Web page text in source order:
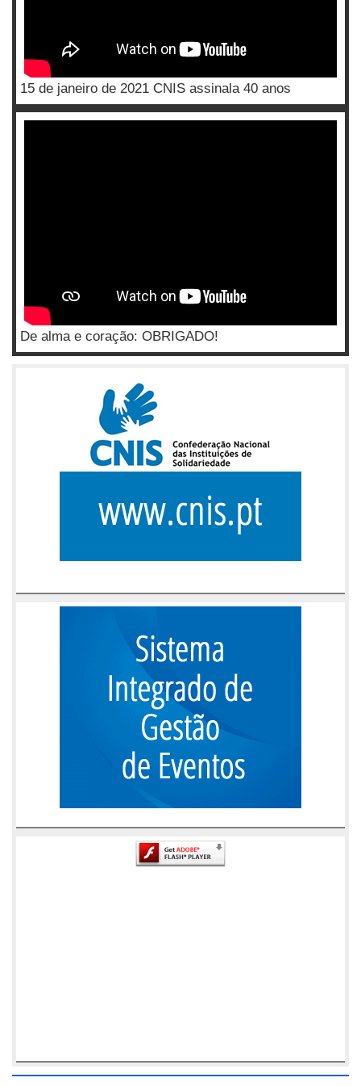
15 de janeiro de 2021 CNIS assinala 40 anos
De alma e coração: OBRIGADO!